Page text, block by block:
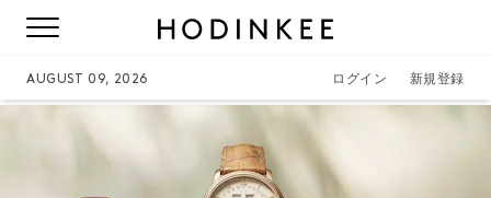
AUGUST 09, 2026 ログイン 新規登録